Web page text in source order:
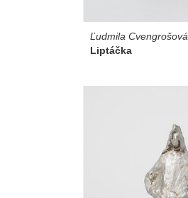
Ľudmila Cvengrošová
Liptáčka